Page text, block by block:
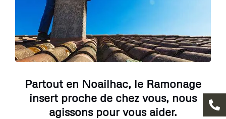
Partout en Noailhac, le Ramonage
insert proche de chez vous, nous
agissons pour vous aider.